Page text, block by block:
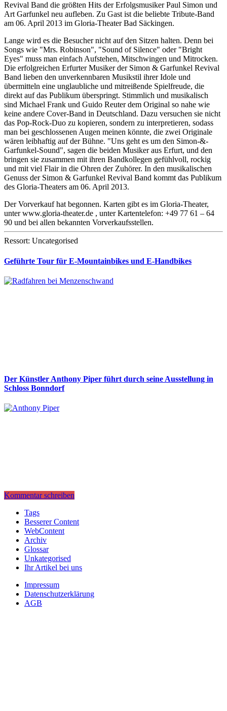
Revival Band die größten Hits der Erfolgsmusiker Paul Simon und
Art Garfunkel neu aufleben. Zu Gast ist die beliebte Tribute-Band
am 06. April 2013 im Gloria-Theater Bad Säckingen.
Lange wird es die Besucher nicht auf den Sitzen halten. Denn bei
Songs wie "Mrs. Robinson", "Sound of Silence" oder "Bright
Eyes" muss man einfach Aufstehen, Mitschwingen und Mitrocken.
Die erfolgreichen Erfurter Musiker der Simon & Garfunkel Revival
Band lieben den unverkennbaren Musikstil ihrer Idole und
übermitteln eine unglaubliche und mitreißende Spielfreude, die
direkt auf das Publikum überspringt. Stimmlich und musikalisch
sind Michael Frank und Guido Reuter dem Original so nahe wie
keine andere Cover-Band in Deutschland. Dazu versuchen sie nicht
das Pop-Rock-Duo zu kopieren, sondern zu interpretieren, sodass
man bei geschlossenen Augen meinen könnte, die zwei Originale
wären leibhaftig auf der Bühne. "Uns geht es um den Simon-&-
Garfunkel-Sound", sagen die beiden Musiker aus Erfurt, und den
bringen sie zusammen mit ihren Bandkollegen gefühlvoll, rockig
und mit viel Flair in die Ohren der Zuhörer. In den musikalischen
Genuss der Simon & Garfunkel Revival Band kommt das Publikum
des Gloria-Theaters am 06. April 2013.
Der Vorverkauf hat begonnen. Karten gibt es im Gloria-Theater,
unter www.gloria-theater.de , unter Kartentelefon: +49 77 61 – 64
90 und bei allen bekannten Vorverkaufsstellen.
Ressort: Uncategorised
Geführte Tour für E-Mountainbikes und E-Handbikes
Der Künstler Anthony Piper führt durch seine Ausstellung in
Schloss Bonndorf
Kommentar schreiben
Tags
Besserer Content
WebContent
Archiv
Glossar
Unkategorised
Ihr Artikel bei uns
Impressum
Datenschutzerklärung
AGB